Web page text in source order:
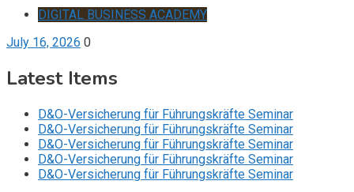
DIGITAL BUSINESS ACADEMY
July 16, 2026 0
Latest Items
D&O-Versicherung für Führungskräfte Seminar
D&O-Versicherung für Führungskräfte Seminar
D&O-Versicherung für Führungskräfte Seminar
D&O-Versicherung für Führungskräfte Seminar
D&O-Versicherung für Führungskräfte Seminar